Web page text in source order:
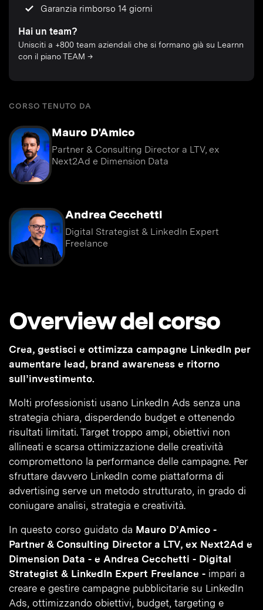
Garanzia rimborso 14 giorni
Hai un team?
Unisciti a +800 team aziendali che si formano già su Learnn
con il piano TEAM →
CORSO TENUTO DA
Mauro D'Amico
Partner & Consulting Director a LTV, ex
Next2Ad e Dimension Data
Andrea Cecchetti
Digital Strategist & LinkedIn Expert
Freelance
Overview del corso
Crea, gestisci e ottimizza campagne LinkedIn per
aumentare lead, brand awareness e ritorno
sull’investimento.
Molti professionisti usano LinkedIn Ads senza una
strategia chiara, disperdendo budget e ottenendo
risultati limitati. Target troppo ampi, obiettivi non
allineati e scarsa ottimizzazione delle creatività
compromettono la performance delle campagne. Per
sfruttare davvero LinkedIn come piattaforma di
advertising serve un metodo strutturato, in grado di
coniugare analisi, strategia e creatività.
In questo corso guidato da Mauro D’Amico -
Partner & Consulting Director a LTV, ex Next2Ad e
Dimension Data - e Andrea Cecchetti - Digital
Strategist & LinkedIn Expert Freelance - impari a
creare e gestire campagne pubblicitarie su LinkedIn
Ads, ottimizzando obiettivi, budget, targeting e